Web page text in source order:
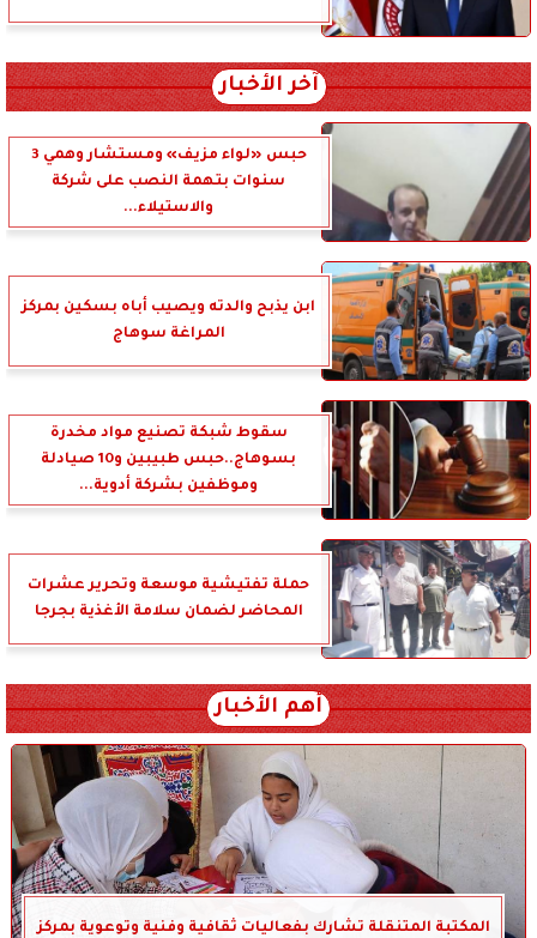
آخر الأخبار
حبس «لواء مزيف» ومستشار وهمي 3
سنوات بتهمة النصب على شركة
والاستيلاء...
ابن يذبح والدته ويصيب أباه بسكين بمركز
المراغة سوهاج
سقوط شبكة تصنيع مواد مخدرة
بسوهاج..حبس طبيبين و10 صيادلة
وموظفين بشركة أدوية...
حملة تفتيشية موسعة وتحرير عشرات
المحاضر لضمان سلامة الأغذية بجرجا
أهم الأخبار
المكتبة المتنقلة تشارك بفعاليات ثقافية وفنية وتوعوية بمركز